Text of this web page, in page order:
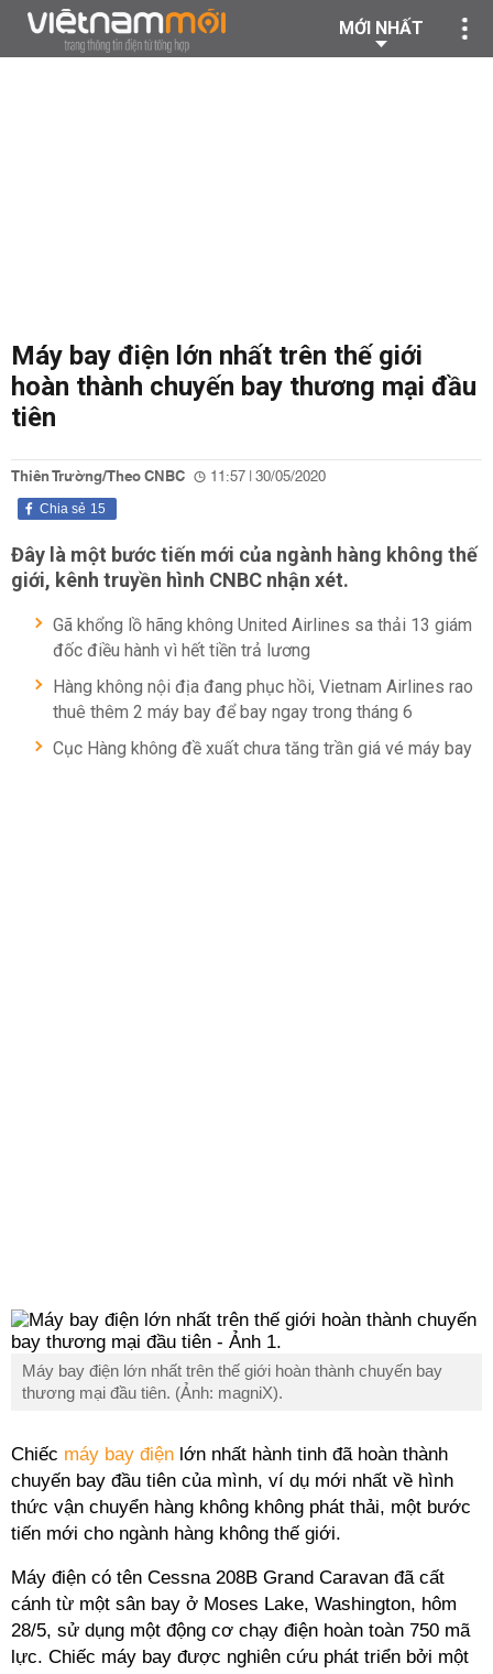
MỚI NHẤT
Máy bay điện lớn nhất trên thế giới
hoàn thành chuyến bay thương mại đầu
tiên
Thiên Trường/Theo CNBC 11:57 | 30/05/2020
15
Chia sẻ
Đây là một bước tiến mới của ngành hàng không thế
giới, kênh truyền hình CNBC nhận xét.
Gã khổng lồ hãng không United Airlines sa thải 13 giám
đốc điều hành vì hết tiền trả lương
Hàng không nội địa đang phục hồi, Vietnam Airlines rao
thuê thêm 2 máy bay để bay ngay trong tháng 6
Cục Hàng không đề xuất chưa tăng trần giá vé máy bay
Máy bay điện lớn nhất trên thế giới hoàn thành chuyến bay
thương mại đầu tiên. (Ảnh: magniX).
Chiếc máy bay điện lớn nhất hành tinh đã hoàn thành
chuyến bay đầu tiên của mình, ví dụ mới nhất về hình
thức vận chuyển hàng không không phát thải, một bước
tiến mới cho ngành hàng không thế giới.
Máy điện có tên Cessna 208B Grand Caravan đã cất
cánh từ một sân bay ở Moses Lake, Washington, hôm
28/5, sử dụng một động cơ chạy điện hoàn toàn 750 mã
lực. Chiếc máy bay được nghiên cứu phát triển bởi một